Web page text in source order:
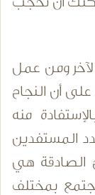
ومن عمل
أن النجاح
منه
المستفدين
الصادقة هي
بمختلف